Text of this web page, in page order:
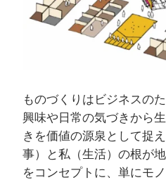
ものづくりはビジネスの
興味や日常の気づきから
きを価値の源泉として捉
事）と私（生活）の根が
をコンセプトに、単にモ